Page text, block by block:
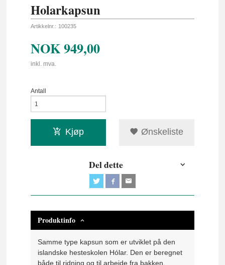
Holarkapsun
Artikkelnr.: 100235
NOK949,00
inkl. mva.
Antall
Kjøp Ønskeliste
Del dette
Produktinfo
Samme type kapsun som er utviklet på den
islandske hesteskolen Hólar. Den er beregnet
både til ridning og til arbeide fra bakken.